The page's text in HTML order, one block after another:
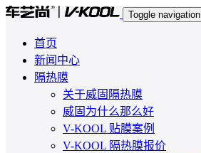
Toggle navigation
首页
新闻中心
隔热膜
关于威固隔热膜
威固为什么那么好
V-KOOL 贴膜案例
V-KOOL 隔热膜报价